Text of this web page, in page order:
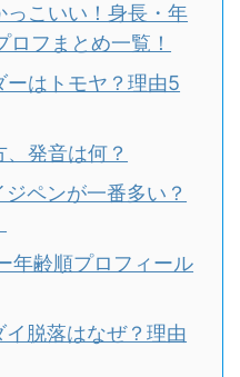
っこいい！身長・年
フまとめ一覧！
ーはトモヤ？理由5
発音は何？
ペンが一番多い？
年齢順プロフィール
脱落はなぜ？理由